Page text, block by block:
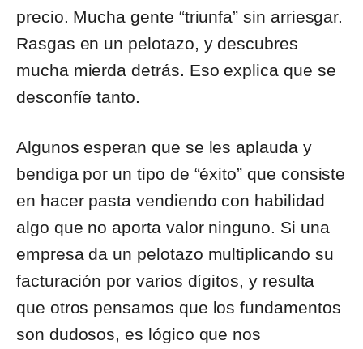
precio. Mucha gente “triunfa” sin arriesgar.
Rasgas en un pelotazo, y descubres
mucha mierda detrás. Eso explica que se
desconfíe tanto.
Algunos esperan que se les aplauda y
bendiga por un tipo de “éxito” que consiste
en hacer pasta vendiendo con habilidad
algo que no aporta valor ninguno. Si una
empresa da un pelotazo multiplicando su
facturación por varios dígitos, y resulta
que otros pensamos que los fundamentos
son dudosos, es lógico que nos